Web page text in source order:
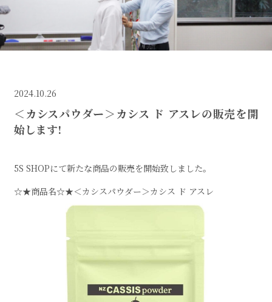
2024.10.26
＜カシスパウダー＞カシス ド アスレの販売を開
始します!
5S SHOPにて新たな商品の販売を開始致しました。
☆★商品名☆★＜カシスパウダー＞カシス ド アスレ